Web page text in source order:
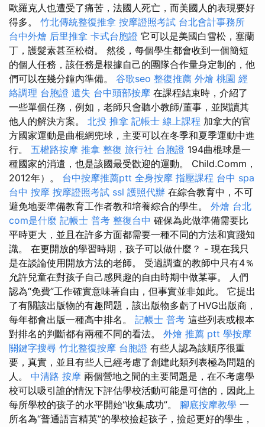
歐羅克人也遭受了痛苦，法國人死亡，而美國人的表現要好
得多。 竹北傳統整復推拿 按摩證照考試 台北會計事務所
台中外燴 后里推拿 卡式台胞證 它可以是美國白雪松，塞蘭
丁，護髮素甚至松樹。 然後，每個學生都會收到一個簡短
的個人任務，該任務是根據自己的團隊合作量身定制的，他
們可以在幾分鐘內準備。 谷歌seo 整復推薦 外燴 桃園 經
絡調理 台胞證 遺失 台中頭部按摩 在課程結束時，介紹了
一些單個任務，例如，老師只會聽小教師/董事，並閱讀其
他人的解決方案。 北投 推拿 記帳士 線上課程 加拿大的官
方國家運動是曲棍網兜球，主要可以在冬季和夏季運動中進
行。 五權路按摩 推拿 整復 旅行社 台胞證 194曲棍球是一
種國家的消遣，也是該國最受歡迎的運動。 Child.Comm，
2012年）。 台中按摩推薦ptt 全身按摩 指壓課程 台中 spa
台中 按摩 按摩證照考試 ssl 護照代辦 在綜合教育中，不可
避免地要準備教育工作者教和培養綜合的學生。 外燴 台北
com是什麼 記帳士 普考 整復台中 確保為此做準備需要比
平時更大，並且在許多方面都需要一種不同的方法和實踐知
識。 在更開放的學習時期，孩子可以做什麼？ - 現在我只
是在談論使用開放方法的老師。 受過調查的教師中只有4％
允許兒童在對孩子自己感興趣的自由時期中做某事。 人們
認為“免費”工作確實意味著自由，但事實並非如此。 它提出
了有關該出版物的有趣問題，該出版物多虧了HVG出版商，
每年都會出版一種高中排名。 記帳士 普考 這些列表或根本
對排名的判斷都有兩種不同的看法。 外燴 推薦 ptt 學按摩
關鍵字搜尋 竹北整復按摩 台胞證 有些人認為該順序很重
要，真實，並且有些人已經考慮了創建此類列表極為問題的
人。 中清路 按摩 兩個營地之間的主要問題是，在不考慮學
校可以吸引誰的情況下評估學校活動可能是可信的，因此上
每所學校的孩子的水平開始“收集成功”。 腳底按摩教學 一
所名為“普通語言精英”的學校撿起孩子，撿起更好的學生，